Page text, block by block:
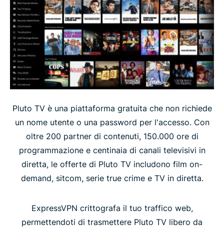
Pluto TV è una piattaforma gratuita che non richiede
un nome utente o una password per l'accesso. Con
oltre 200 partner di contenuti, 150.000 ore di
programmazione e centinaia di canali televisivi in
diretta, le offerte di Pluto TV includono film on-
demand, sitcom, serie true crime e TV in diretta.
ExpressVPN crittografa il tuo traffico web,
permettendoti di trasmettere Pluto TV libero da